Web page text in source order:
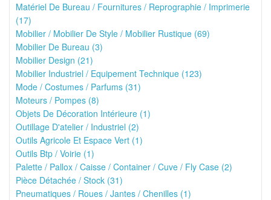
Matériel De Bureau / Fournitures / Reprographie / Imprimerie
(17)
Mobilier / Mobilier De Style / Mobilier Rustique (69)
Mobilier De Bureau (3)
Mobilier Design (21)
Mobilier Industriel / Equipement Technique (123)
Mode / Costumes / Parfums (31)
Moteurs / Pompes (8)
Objets De Décoration Intérieure (1)
Outillage D'atelier / Industriel (2)
Outils Agricole Et Espace Vert (1)
Outils Btp / Voirie (1)
Palette / Pallox / Caisse / Container / Cuve / Fly Case (2)
Pièce Détachée / Stock (31)
Pneumatiques / Roues / Jantes / Chenilles (1)